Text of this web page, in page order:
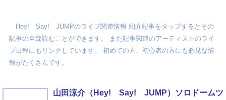
Hey! Say! JUMPのライブ関連情報 紹介記事をタップするとその
記事の全部読むことができます。 また記事関連のアーティストのライ
ブ日程にもリンクしています。 初めての方、初心者の方にも必見な情
報がたくさんです。
山田涼介（Hey! Say! JUMP）ソロドームツ